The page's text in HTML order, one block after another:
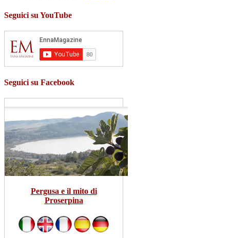
Seguici su YouTube
Seguici su Facebook
Pergusa e il mito di
Proserpina